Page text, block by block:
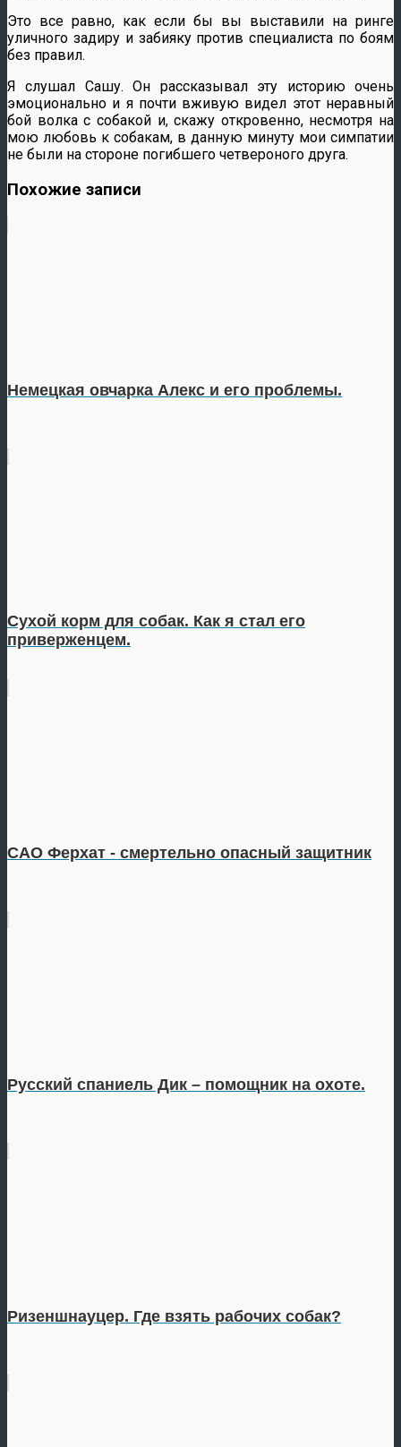
Это все равно, как если бы вы выставили на ринге
уличного задиру и забияку против специалиста по боям
без правил.
Я слушал Сашу. Он рассказывал эту историю очень
эмоционально и я почти вживую видел этот неравный
бой волка с собакой и, скажу откровенно, несмотря на
мою любовь к собакам, в данную минуту мои симпатии
не были на стороне погибшего четвероного друга.
Похожие записи
Немецкая овчарка Алекс и его проблемы.
Сухой корм для собак. Как я стал его
приверженцем.
САО Ферхат - смертельно опасный защитник
Русский спаниель Дик – помощник на охоте.
Ризеншнауцер. Где взять рабочих собак?